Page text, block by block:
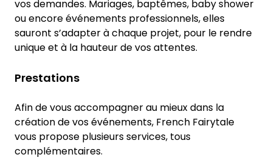
vos demandes. Mariages, baptêmes, baby shower
ou encore événements professionnels, elles
sauront s’adapter à chaque projet, pour le rendre
unique et à la hauteur de vos attentes.
Prestations
Afin de vous accompagner au mieux dans la
création de vos événements, French Fairytale
vous propose plusieurs services, tous
complémentaires.